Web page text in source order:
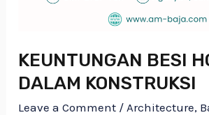
KEUNTUNGAN BESI
DALAM KONSTRUKSI
Leave a Comment / Architecture,